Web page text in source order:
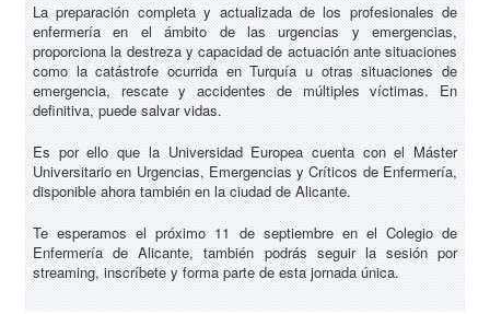
La preparación completa y actualizada de los profesionales de
enfermería en el ámbito de las urgencias y emergencias,
proporciona la destreza y capacidad de actuación ante situaciones
como la catástrofe ocurrida en Turquía u otras situaciones de
emergencia, rescate y accidentes de múltiples víctimas. En
definitiva, puede salvar vidas.
Es por ello que la Universidad Europea cuenta con el Máster
Universitario en Urgencias, Emergencias y Críticos de Enfermería,
disponible ahora también en la ciudad de Alicante.
Te esperamos el próximo 11 de septiembre en el Colegio de
Enfermería de Alicante, también podrás seguir la sesión por
streaming, inscríbete y forma parte de esta jornada única.